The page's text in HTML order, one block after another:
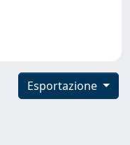
Esportazione